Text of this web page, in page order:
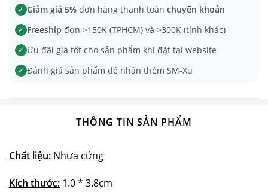
✓ Giảm giá 5% đơn hàng thanh toán chuyển khoản
✓ Freeship đơn >150K (TPHCM) và >300K (tỉnh khác)
✓ Ưu đãi giá tốt cho sản phẩm khi đặt tại website
✓ Đánh giá sản phẩm để nhận thêm SM-Xu
THÔNG TIN SẢN PHẨM
Chất liệu: Nhựa cứng
Kích thước: 1.0 * 3.8cm